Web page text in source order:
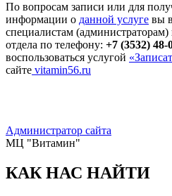
По вопросам записи или для
информации о данной услуге вы
специалистам (администраторам)
отдела по телефону: +7 (3532) 48-
воспользоваться услугой
сайте vitamin56.ru
Администратор сайта
МЦ "Витамин"
КАК НАС НАЙТИ